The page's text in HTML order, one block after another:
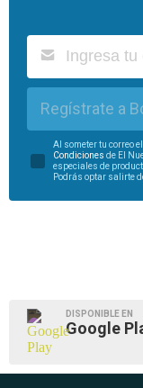
Regístrate a
Al someter tu correo
Condiciones de El
especiales de
Podrás optar salirte
DISPONIBLE EN
Google